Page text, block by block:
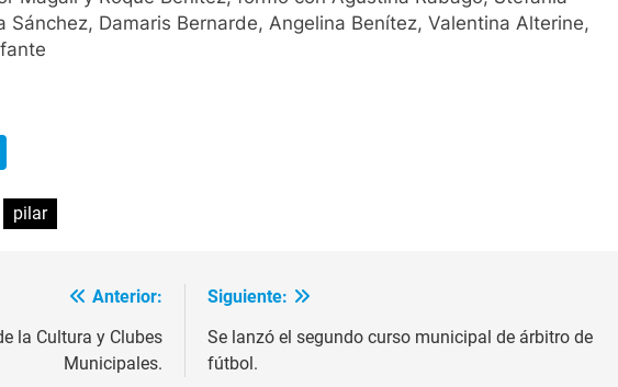
Sánchez, Damaris Bernarde, Angelina Benítez, Valentina Alterine,
pilar
Anterior:
la Cultura y Clubes
Municipales.
Siguiente:
Se lanzó el segundo curso municipal de árbitro de
fútbol.